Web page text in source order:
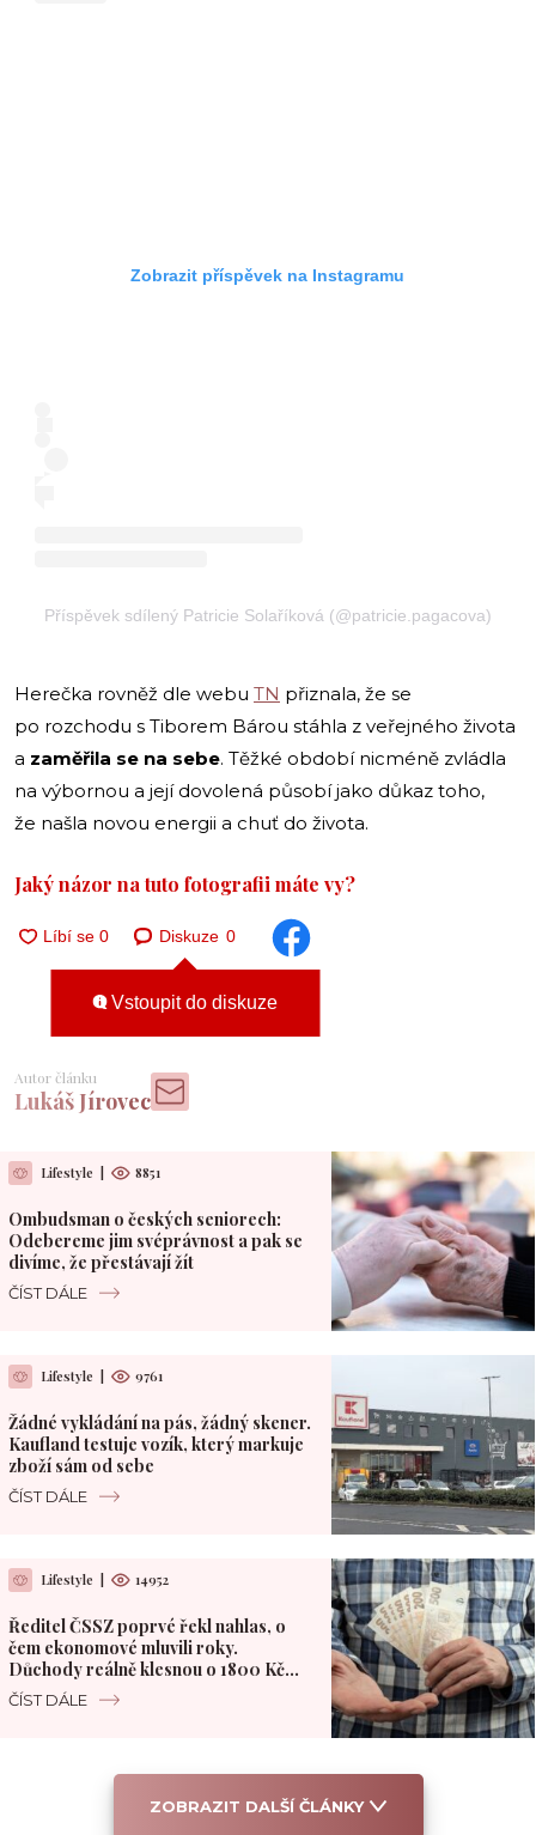
Zobrazit příspěvek na Instagramu
Příspěvek sdílený Patricie Solaříková (@patricie.pagacova)
Herečka rovněž dle webu TN přiznala, že se
po rozchodu s Tiborem Bárou stáhla z veřejného života
a zaměřila se na sebe. Těžké období nicméně zvládla
na výbornou a její dovolená působí jako důkaz toho,
že našla novou energii a chuť do života.
Jaký názor na tuto fotografii máte vy?
Diskuze 0
Vstoupit do diskuze
Autor článku
Lukáš Jírovec
Lifestyle 8851
Ombudsman o českých seniorech:
Odebereme jim svéprávnost a pak se
divíme, že přestávají žít
ČÍST DÁLE
Lifestyle 9761
Žádné vykládání na pás, žádný skener.
Kaufland testuje vozík, který markuje
zboží sám od sebe
ČÍST DÁLE
Lifestyle 14952
Ředitel ČSSZ poprvé řekl nahlas, o
čem ekonomové mluvili roky.
Důchody reálně klesnou o 1800 Kč
měsíčně
ČÍST DÁLE
ZOBRAZIT DALŠÍ ČLÁNKY